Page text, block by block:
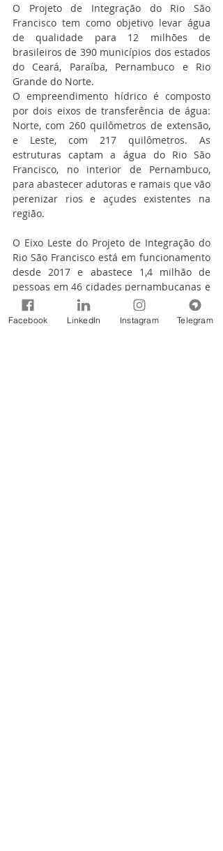
O Projeto de Integração do Rio São
Francisco tem como objetivo levar água
de qualidade para 12 milhões de
brasileiros de 390 municípios dos estados
do Ceará, Paraíba, Pernambuco e Rio
Grande do Norte.
O empreendimento hídrico é composto
por dois eixos de transferência de água:
Norte, com 260 quilômetros de extensão,
e Leste, com 217 quilômetros. As
estruturas captam a água do Rio São
Francisco, no interior de Pernambuco,
para abastecer adutoras e ramais que vão
perenizar rios e açudes existentes na
região.
O Eixo Leste do Projeto de Integração do
Rio São Francisco está em funcionamento
desde 2017 e abastece 1,4 milhão de
pessoas em 46 cidades pernambucanas e
paraibanas.
Facebook LinkedIn Instagram Telegram